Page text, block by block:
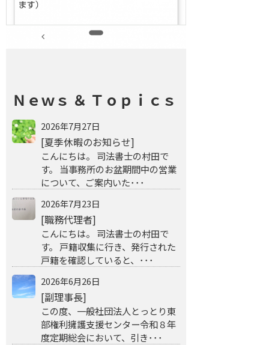
Ｎｅｗｓ ＆ Ｔｏｐｉｃｓ
2026年7月27日
[夏季休暇のお知らせ]
こんにちは。 司法書士の村田で
す。 当事務所のお盆期間中の営業
について、ご案内いた･･･
2026年7月23日
[職務代理者]
こんにちは。 司法書士の村田で
す。 戸籍収集に行き、発行された
戸籍を確認していると、･･･
2026年6月26日
[副理事長]
この度、一般社団法人とっとり東
部権利擁護支援センター令和８年
度定期総会において、引き･･･